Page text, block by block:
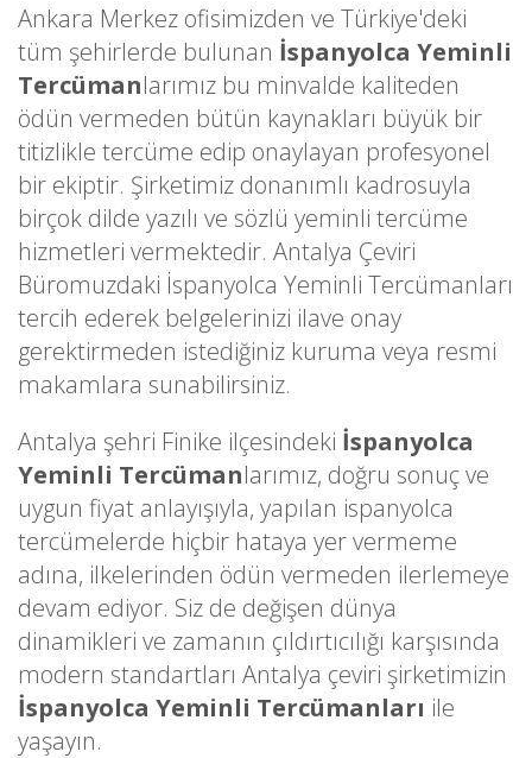
Ankara Merkez ofisimizden ve Türkiye'deki
tüm şehirlerde bulunan İspanyolca Yeminli
Tercümanlarımız bu minvalde kaliteden
ödün vermeden bütün kaynakları büyük bir
titizlikle tercüme edip onaylayan profesyonel
bir ekiptir. Şirketimiz donanımlı kadrosuyla
birçok dilde yazılı ve sözlü yeminli tercüme
hizmetleri vermektedir. Antalya Çeviri
Büromuzdaki İspanyolca Yeminli Tercümanları
tercih ederek belgelerinizi ilave onay
gerektirmeden istediğiniz kuruma veya resmi
makamlara sunabilirsiniz.
Antalya şehri Finike ilçesindeki İspanyolca
Yeminli Tercümanlarımız, doğru sonuç ve
uygun fiyat anlayışıyla, yapılan ispanyolca
tercümelerde hiçbir hataya yer vermeme
adına, ilkelerinden ödün vermeden ilerlemeye
devam ediyor. Siz de değişen dünya
dinamikleri ve zamanın çıldırtıcılığı karşısında
modern standartları Antalya çeviri şirketimizin
İspanyolca Yeminli Tercümanları ile
yaşayın.